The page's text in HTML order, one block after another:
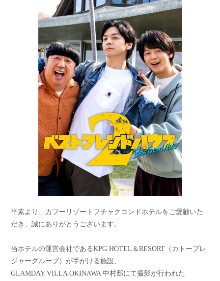
平素より、カフーリゾートフチャクコンドホテルをご愛顧いた
だき、誠にありがとうございます。
当ホテルの運営会社であるKPG HOTEL＆RESORT（カトープレ
ジャーグループ）が手がける施設、
GLAMDAY VILLA OKINAWA 中村邸にて撮影が行われた